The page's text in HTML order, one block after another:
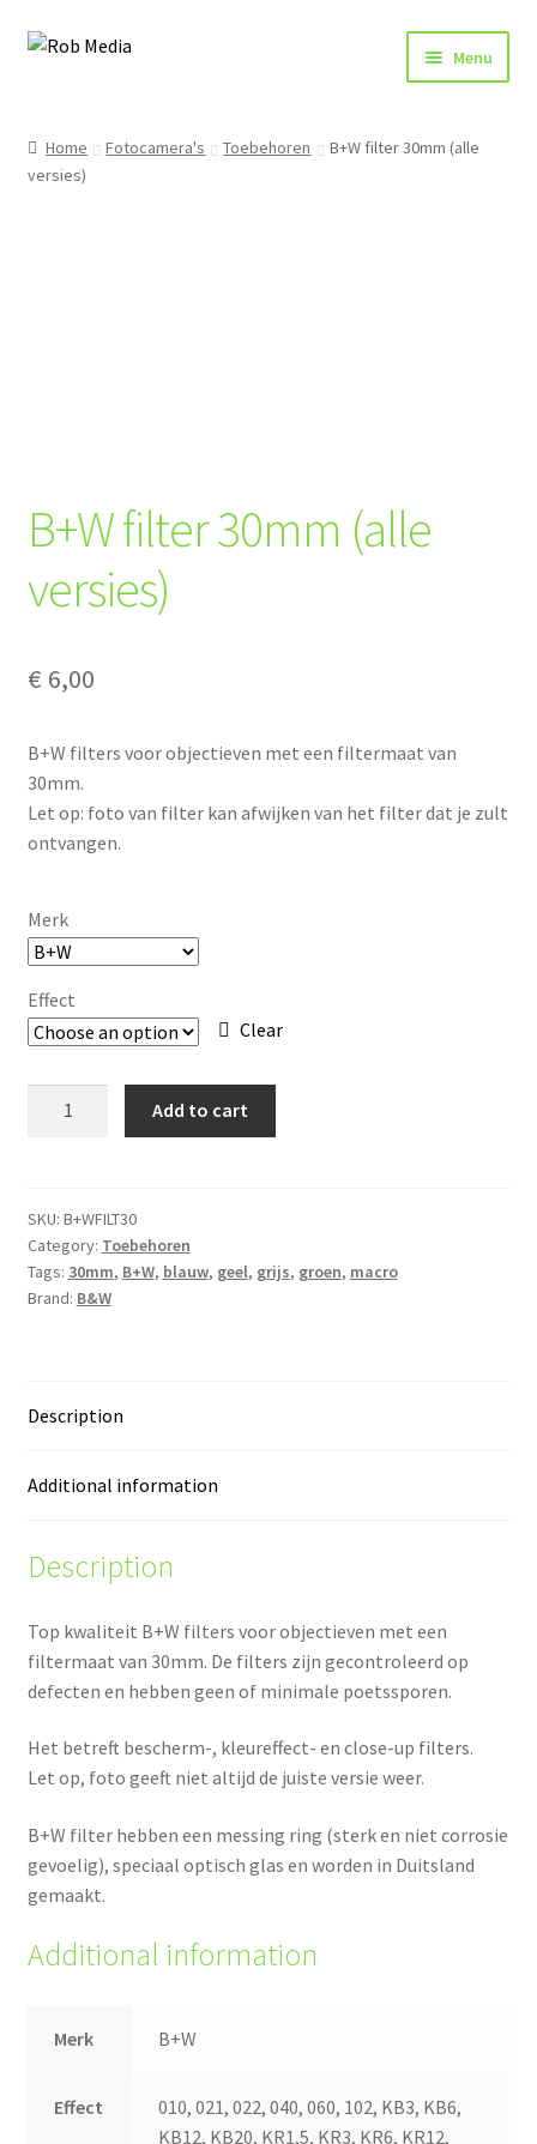
Ga
Ga
Menu
Home Fotocamera's Toebehoren
B+W filter 30mm (alle
versies)
B+W filter 30mm (alle
versies)
€ 6,00
B+W filters voor objectieven met een filtermaat van
30mm.
Let op: foto van filter kan afwijken van het filter dat je zult
ontvangen.
Merk
Effect
Clear
versies)
quantity
Add to cart
SKU: B+WFILT30
Category: Toebehoren
Tags: 30mm, B+W, blauw, geel, grijs, groen, macro
Brand: B&W
Description
Additional information
Description
Top kwaliteit B+W filters voor objectieven met een
filtermaat van 30mm. De filters zijn gecontroleerd op
defecten en hebben geen of minimale poetssporen.
Het betreft bescherm-, kleureffect- en close-up filters.
Let op, foto geeft niet altijd de juiste versie weer.
B+W filter hebben een messing ring (sterk en niet corrosie
gevoelig), speciaal optisch glas en worden in Duitsland
gemaakt.
Additional information
Merk B+W
Effect
010, 021, 022, 040, 060, 102, KB3, KB6,
KB12, KB20, KR1,5, KR3, KR6, KR12,